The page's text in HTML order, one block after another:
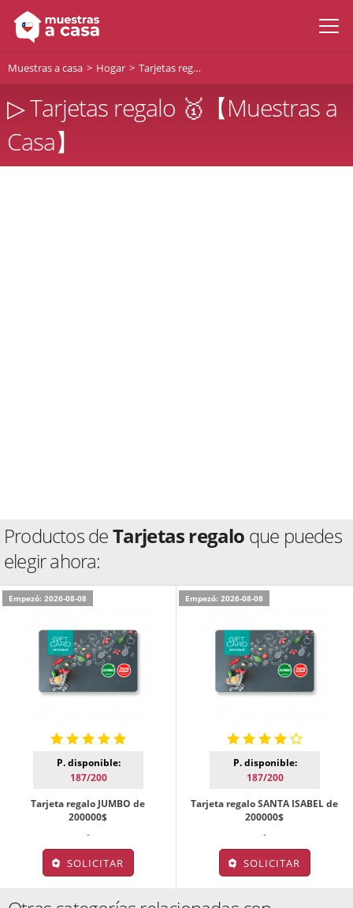
Muestras a casa Hogar Tarjetas regalo
▷ Tarjetas regalo 🥇【Muestras a
Casa】
Productos deTarjetas regalo que puedes
elegir ahora:
Empezó: 2026-08-08
P. disponible:
187/200
Tarjeta regalo JUMBO de
200000$
-
SOLICITAR
Empezó: 2026-08-08
P. disponible:
187/200
Tarjeta regalo SANTA ISABEL de
200000$
-
SOLICITAR